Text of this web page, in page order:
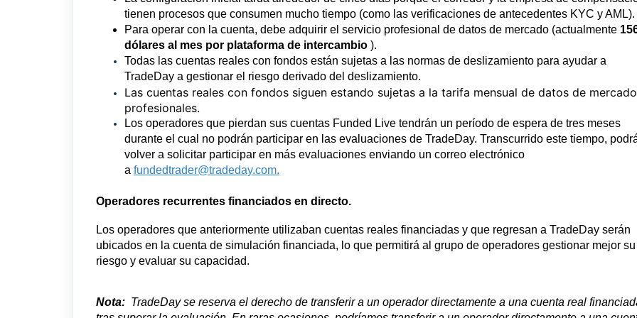
tienen procesos que consumen mucho tiempo (como las verificaciones de antecedentes KYC y AML).
Para operar con la cuenta, debe adquirir el servicio profesional de datos de mercado (actualmente
dólares al mes por plataforma de intercambio ).
Todas las cuentas reales con fondos están sujetas a las normas de deslizamiento para ayudar a
TradeDay a gestionar el riesgo derivado del deslizamiento.
Las cuentas reales con fondos siguen estando sujetas a la tarifa mensual de datos de mercado
profesionales.
Los operadores que pierdan sus cuentas Funded Live tendrán un período de espera de tres meses
durante el cual no podrán participar en las evaluaciones de TradeDay. Transcurrido este tiempo,
volver a solicitar participar en más evaluaciones enviando un correo electrónico
a fundedtrader@tradeday.com.
Operadores recurrentes financiados en directo.
Los operadores que anteriormente utilizaban cuentas reales financiadas y que regresan a TradeDay serán
ubicados en la cuenta de simulación financiada, lo que permitirá al grupo de operadores gestionar mejor su
riesgo y evaluar su capacidad.
Nota: TradeDay se reserva el derecho de transferir a un operador directamente a una cuenta real